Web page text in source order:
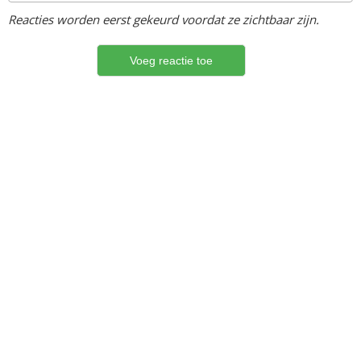
Reacties worden eerst gekeurd voordat ze zichtbaar zijn.